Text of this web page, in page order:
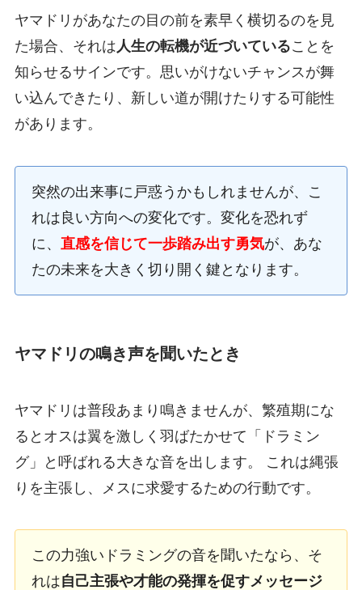
ヤマドリがあなたの目の前を素早く横切るのを見
た場合、それは人生の転機が近づいていることを
知らせるサインです。思いがけないチャンスが舞
い込んできたり、新しい道が開けたりする可能性
があります。
突然の出来事に戸惑うかもしれませんが、こ
れは良い方向への変化です。変化を恐れず
に、 直感を信じて一歩踏み出す勇気が、あな
たの未来を大きく切り開く鍵となります。
ヤマドリの鳴き声を聞いたとき
ヤマドリは普段あまり鳴きませんが、繁殖期にな
るとオスは翼を激しく羽ばたかせて「ドラミン
グ」と呼ばれる大きな音を出します。 これは縄張
りを主張し、メスに求愛するための行動です。
この力強いドラミングの音を聞いたなら、そ
れは自己主張や才能の発揮を促すメッセージ